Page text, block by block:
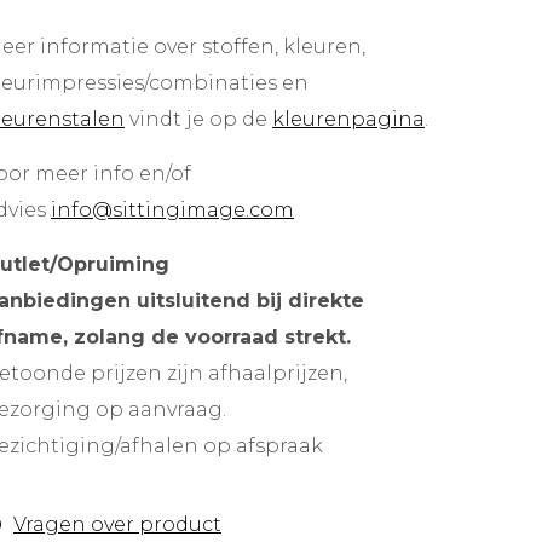
informatie over stoffen, kleuren,
combinaties en
vindt je op de kleurenpagina.
meer info en/of
info@sittingimage.com
Opruiming
uitsluitend bij direkte
zolang de voorraad strekt.
prijzen zijn afhaalprijzen,
op aanvraag.
afhalen op afspraak
Vragen over product